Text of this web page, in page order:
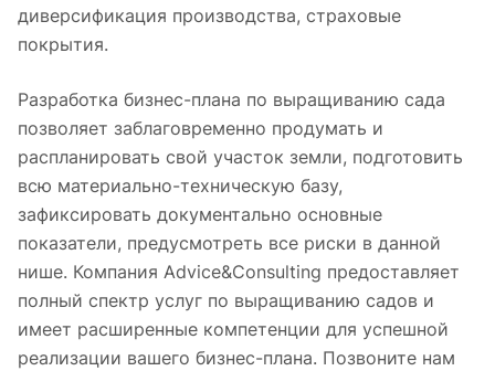
диверсификация производства, страховые
покрытия.
Разработка бизнес-плана по выращиванию сада
позволяет заблаговременно продумать и
распланировать свой участок земли, подготовить
всю материально-техническую базу,
зафиксировать документально основные
показатели, предусмотреть все риски в данной
нише. Компания Advice&Consulting предоставляет
полный спектр услуг по выращиванию садов и
имеет расширенные компетенции для успешной
реализации вашего бизнес-плана. Позвоните нам